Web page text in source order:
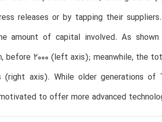
releases or by tapping their
amount of capital involved. As
before 2000 (left axis); meanwhile, the
(right axis). While older generations
to offer more advanced